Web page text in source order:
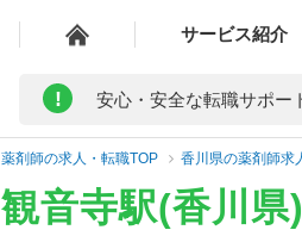
サービス紹介
! 安心・安全な転職サポー
薬剤師の求人・転職TOP 香川県の薬剤師求
観音寺駅(香川